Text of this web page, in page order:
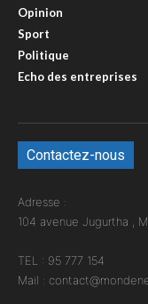
Opinion
Sport
Politique
Echo des entreprises
Contactez-nous
Adresse :
104 avenue Jugurtha ,
TEL : 95 777 154
Mail :